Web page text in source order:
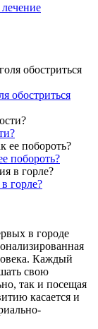
обостриться
побороть?
горле?
в городе
Каждый
свою
так и посещая
касается и